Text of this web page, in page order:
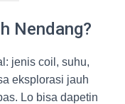
Nendang?
jenis coil, suhu,
eksplorasi jauh
Lo bisa dapetin